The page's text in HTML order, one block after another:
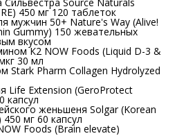
450 мг 120 таблеток
мужчин 50+ Nature's Way (Alive!
Gummy) 150 жевательных
вкусом
К2 NOW Foods (Liquid D-3 &
30 мл
Stark Pharm Collagen Hydrolyzed
Life Extension (GeroProtect
капсул
женьшеня Solgar (Korean
мг 60 капсул
Foods (Brain elevate)